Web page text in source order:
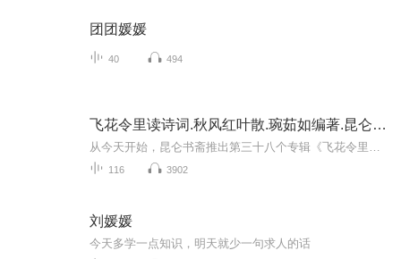
团团媛媛
40 494
飞花令里读诗词.秋风红叶散.琬茹如编著.昆仑朗诵
116 3902
刘媛媛
今天多学一点知识，明天就少一句求人的话